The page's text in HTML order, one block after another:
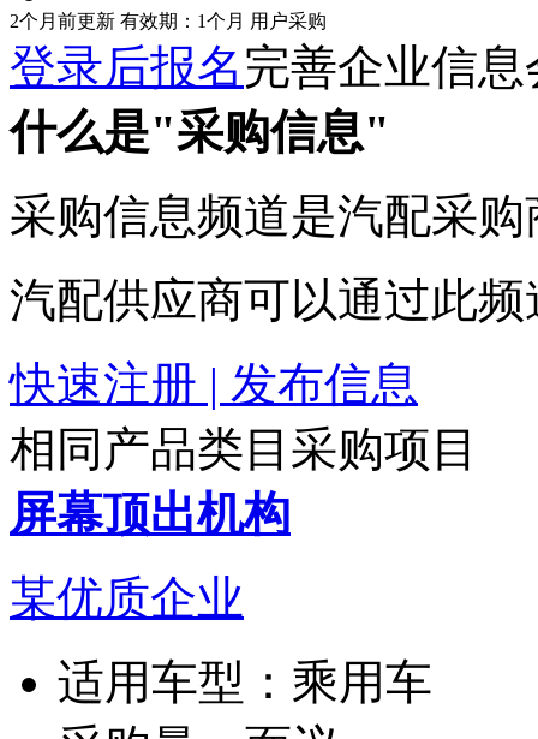
2个月前更新 有效期：1个月 用户采购
登录后报名完善企业信
什么是"采购信息"
采购信息频道是汽配采
汽配供应商可以通过此
快速注册 | 发布信息
相同产品类目采购项目
屏幕顶出机构
某优质企业
适用车型： 乘用车